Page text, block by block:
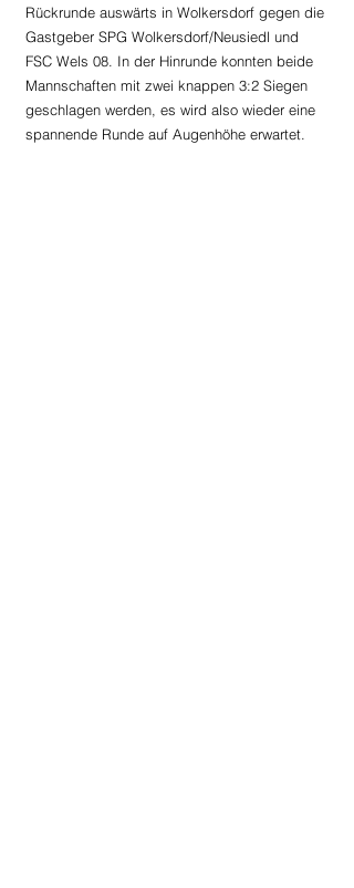
Rückrunde auswärts in Wolkersdorf gegen die
Gastgeber SPG Wolkersdorf/Neusiedl und
FSC Wels 08. In der Hinrunde konnten beide
Mannschaften mit zwei knappen 3:2 Siegen
geschlagen werden, es wird also wieder eine
spannende Runde auf Augenhöhe erwartet.